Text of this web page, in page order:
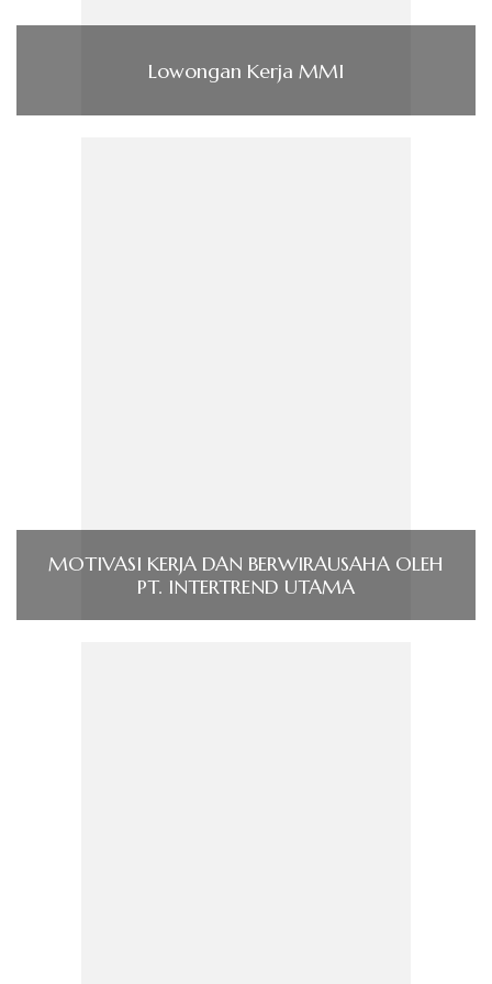
Lowongan Kerja MMI
MOTIVASI KERJA DAN BERWIRAUSAHA OLEH
PT. INTERTREND UTAMA